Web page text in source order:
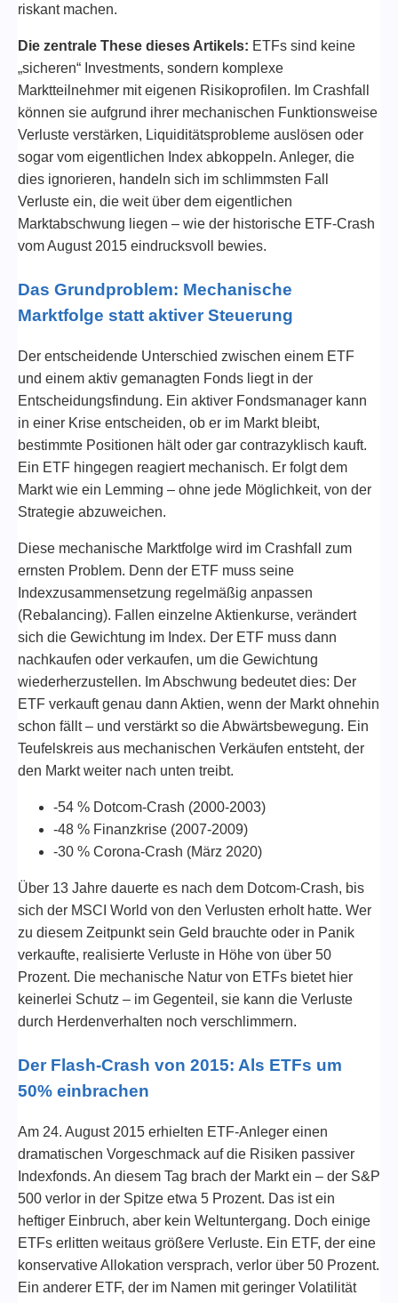
riskant machen.
Die zentrale These dieses Artikels: ETFs sind keine
„sicheren“ Investments, sondern komplexe
Marktteilnehmer mit eigenen Risikoprofilen. Im Crashfall
können sie aufgrund ihrer mechanischen Funktionsweise
Verluste verstärken, Liquiditätsprobleme auslösen oder
sogar vom eigentlichen Index abkoppeln. Anleger, die
dies ignorieren, handeln sich im schlimmsten Fall
Verluste ein, die weit über dem eigentlichen
Marktabschwung liegen – wie der historische ETF-Crash
vom August 2015 eindrucksvoll bewies.
Das Grundproblem: Mechanische
Marktfolge statt aktiver Steuerung
Der entscheidende Unterschied zwischen einem ETF
und einem aktiv gemanagten Fonds liegt in der
Entscheidungsfindung. Ein aktiver Fondsmanager kann
in einer Krise entscheiden, ob er im Markt bleibt,
bestimmte Positionen hält oder gar contrazyklisch kauft.
Ein ETF hingegen reagiert mechanisch. Er folgt dem
Markt wie ein Lemming – ohne jede Möglichkeit, von der
Strategie abzuweichen.
Diese mechanische Marktfolge wird im Crashfall zum
ernsten Problem. Denn der ETF muss seine
Indexzusammensetzung regelmäßig anpassen
(Rebalancing). Fallen einzelne Aktienkurse, verändert
sich die Gewichtung im Index. Der ETF muss dann
nachkaufen oder verkaufen, um die Gewichtung
wiederherzustellen. Im Abschwung bedeutet dies: Der
ETF verkauft genau dann Aktien, wenn der Markt ohnehin
schon fällt – und verstärkt so die Abwärtsbewegung. Ein
Teufelskreis aus mechanischen Verkäufen entsteht, der
den Markt weiter nach unten treibt.
-54 % Dotcom-Crash (2000-2003)
-48 % Finanzkrise (2007-2009)
-30 % Corona-Crash (März 2020)
Über 13 Jahre dauerte es nach dem Dotcom-Crash, bis
sich der MSCI World von den Verlusten erholt hatte. Wer
zu diesem Zeitpunkt sein Geld brauchte oder in Panik
verkaufte, realisierte Verluste in Höhe von über 50
Prozent. Die mechanische Natur von ETFs bietet hier
keinerlei Schutz – im Gegenteil, sie kann die Verluste
durch Herdenverhalten noch verschlimmern.
Der Flash-Crash von 2015: Als ETFs um
50% einbrachen
Am 24. August 2015 erhielten ETF-Anleger einen
dramatischen Vorgeschmack auf die Risiken passiver
Indexfonds. An diesem Tag brach der Markt ein – der S&P
500 verlor in der Spitze etwa 5 Prozent. Das ist ein
heftiger Einbruch, aber kein Weltuntergang. Doch einige
ETFs erlitten weitaus größere Verluste. Ein ETF, der eine
konservative Allokation versprach, verlor über 50 Prozent.
Ein anderer ETF, der im Namen mit geringer Volatilität